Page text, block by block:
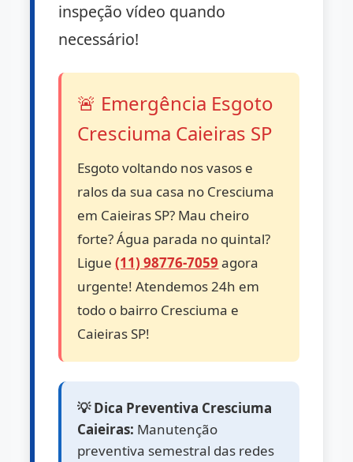
inspeção vídeo quando
necessário!
🚨 Emergência Esgoto
Cresciuma Caieiras SP
Esgoto voltando nos vasos e
ralos da sua casa no Cresciuma
em Caieiras SP? Mau cheiro
forte? Água parada no quintal?
Ligue(11) 98776-7059 agora
urgente! Atendemos 24h em
todo o bairro Cresciuma e
Caieiras SP!
💡 Dica Preventiva Cresciuma
Caieiras: Manutenção
preventiva semestral das redes